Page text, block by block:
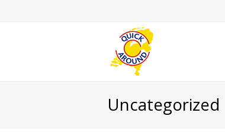
Uncategorized